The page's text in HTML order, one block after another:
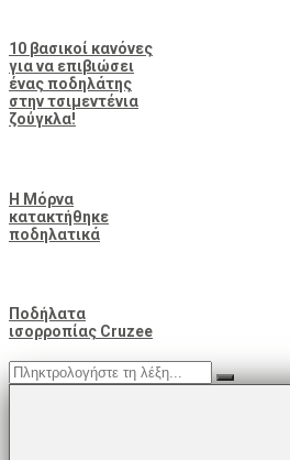
10 βασικοί κανόνες
για να επιβιώσει
ένας ποδηλάτης
στην τσιμεντένια
ζούγκλα!
Η Μόρνα
κατακτήθηκε
ποδηλατικά
Ποδήλατα
ισορροπίας Cruzee